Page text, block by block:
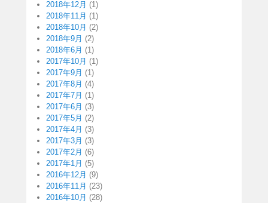
2018年12月 (1)
2018年11月 (1)
2018年10月 (2)
2018年9月 (2)
2018年6月 (1)
2017年10月 (1)
2017年9月 (1)
2017年8月 (4)
2017年7月 (1)
2017年6月 (3)
2017年5月 (2)
2017年4月 (3)
2017年3月 (3)
2017年2月 (6)
2017年1月 (5)
2016年12月 (9)
2016年11月 (23)
2016年10月 (28)